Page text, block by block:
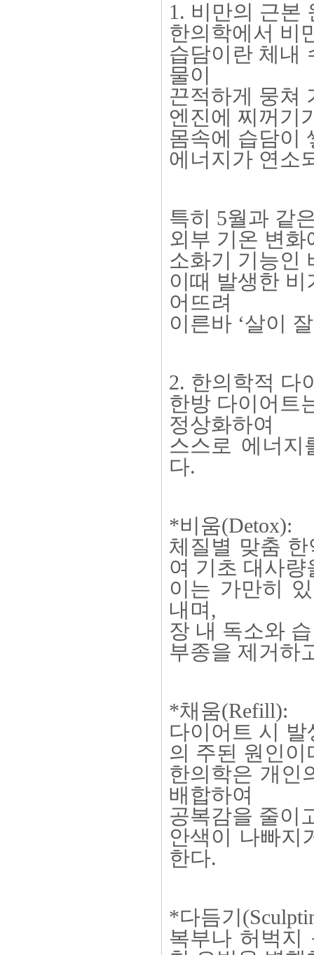
1. 비만의 근본
한의학에서 비
습담이란 체내
물이
끈적하게 뭉쳐
엔진에 찌꺼기
몸속에 습담이
에너지가 연소
특히 5월과 같
외부 기온 변
소화기 기능인
이때 발생한
어뜨려
이른바 ‘살이
2. 한의학적 다
한방 다이어트
정상화하여
스스로 에너
다.
*비움(Detox):
체질별 맞춤
여 기초 대사량
이는 가만히
내며,
장 내 독소와
부종을 제거하
*채움(Refill):
다이어트 시
의 주된 원인이
한의학은 개인
배합하여
공복감을 줄이
안색이 나빠지
한다.
*다듬기
복부나 허벅지